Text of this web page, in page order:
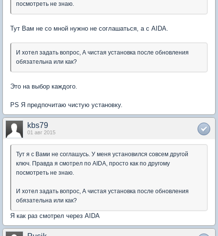
посмотреть не знаю.
Тут Вам не со мной нужно не соглашаться, а с AIDA.
И хотел задать вопрос, А чистая установка после обновления
обязательна или как?
Это на выбор каждого.
PS Я предпочитаю чистую установку.
kbs79
01 авг 2015
Тут я с Вами не соглашусь. У меня установился совсем другой
ключ. Правда я смотрел по AIDA, просто как по другому
посмотреть не знаю.
И хотел задать вопрос, А чистая установка после обновления
обязательна или как?
Я как раз смотрел через AIDA